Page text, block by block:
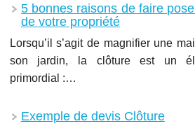
5 bonnes raisons de faire
de votre propriété
Lorsqu’il s’agit de magnifier une
son jardin, la clôture est un
primordial :…
Exemple de devis Clôture